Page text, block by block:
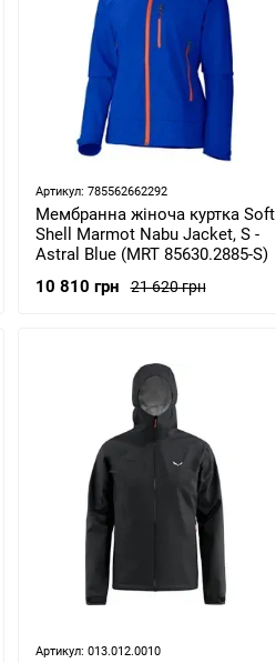
Артикул: 785562662292
Мембранна жіноча куртка Soft
Shell Marmot Nabu Jacket, S -
Astral Blue (MRT 85630.2885-S)
21 620 грн
10 810 грн
Артикул: 013.012.0010